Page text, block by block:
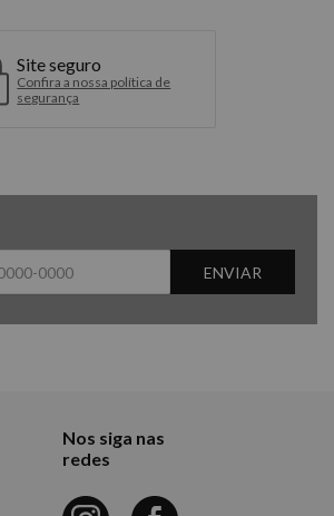
Site seguro
Confira a nossa política de
segurança
ENVIAR
Nos siga nas
redes